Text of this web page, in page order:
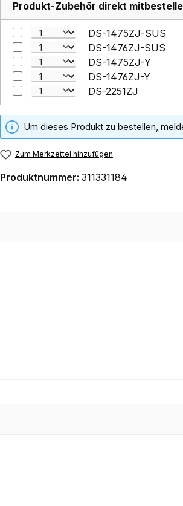
Produkt-Zubehör direkt
DS-1475ZJ-SUS
DS-1476ZJ-SUS
DS-1475ZJ-Y
DS-1476ZJ-Y
DS-2251ZJ
Um dieses Produkt zu bestellen,
Zum Merkzettel hinzufügen
Produktnummer: 311331184